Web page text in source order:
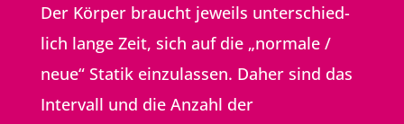
Der Körper braucht jeweils unter­schied­
lich lange Zeit, sich auf die „normale /
neue“ Statik einzulassen. Daher sind das
Intervall und die Anzahl der